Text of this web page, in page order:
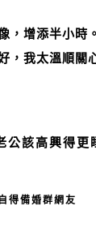
，增添半小時
，我太溫順關
公該高興得更
得備婚群網友